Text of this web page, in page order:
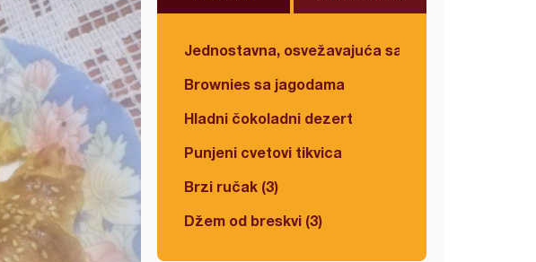
Jednostavna, osvežavajuća salata
Brownies sa jagodama
Hladni čokoladni dezert
Punjeni cvetovi tikvica
Brzi ručak (3)
Džem od breskvi (3)